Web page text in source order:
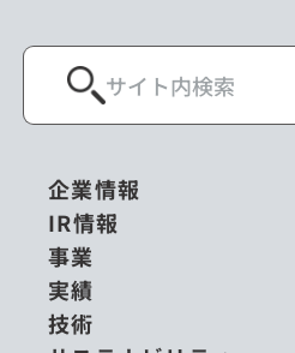
企業情報
IR情報
事業
実績
技術